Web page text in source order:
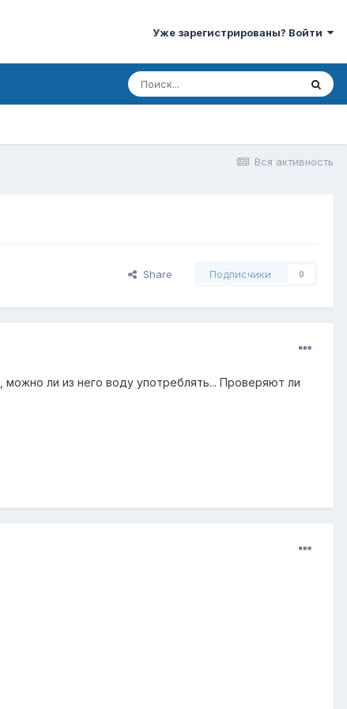
Уже зарегистрированы? Войти
Вся активность
Share Подписчики 0
ли из него воду употреблять... Проверяют ли